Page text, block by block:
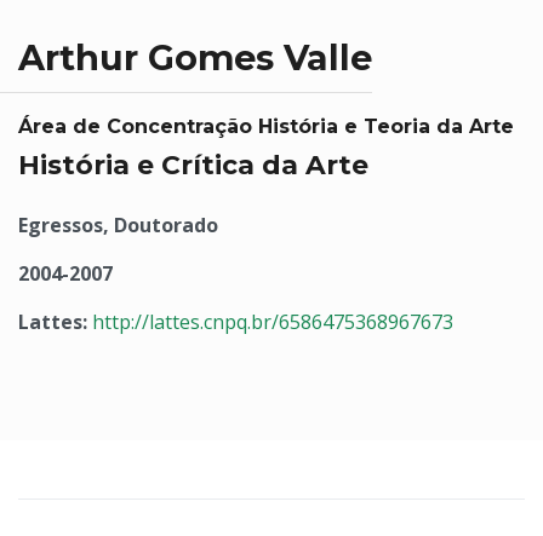
Arthur Gomes Valle
Área de Concentração História e Teoria da Arte
História e Crítica da Arte
Egressos, Doutorado
2004-2007
Lattes: http://lattes.cnpq.br/6586475368967673